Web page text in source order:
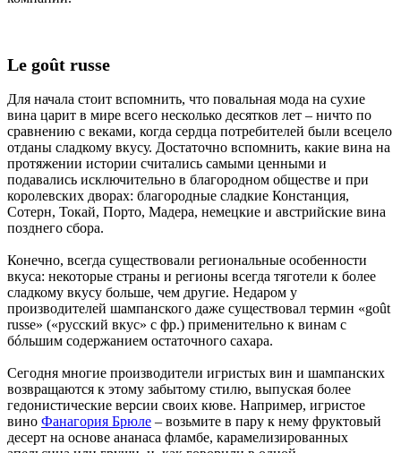
Le goût russe
Для начала стоит вспомнить, что повальная мода на сухие
вина царит в мире всего несколько десятков лет – ничто по
сравнению с веками, когда сердца потребителей были всецело
отданы сладкому вкусу. Достаточно вспомнить, какие вина на
протяжении истории считались самыми ценными и
подавались исключительно в благородном обществе и при
королевских дворах: благородные сладкие Констанция,
Сотерн, Токай, Порто, Мадера, немецкие и австрийские вина
позднего сбора.
Конечно, всегда существовали региональные особенности
вкуса: некоторые страны и регионы всегда тяготели к более
сладкому вкусу больше, чем другие. Недаром у
производителей шампанского даже существовал термин «goût
russe» («русский вкус» с фр.) применительно к винам с
бóльшим содержанием остаточного сахара.
Сегодня многие производители игристых вин и шампанских
возвращаются к этому забытому стилю, выпуская более
гедонистические версии своих кюве. Например, игристое
вино Фанагория Брюле – возьмите в пару к нему фруктовый
десерт на основе ананаса фламбе, карамелизированных